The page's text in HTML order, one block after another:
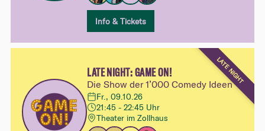
Info & Tickets
LATE NIGHT
LATE NIGHT: GAME ON!
Die Show der 1’000 Comedy Ideen
Fr., 09.10.26
21:45 - 22:45 Uhr
Theater im Zollhaus